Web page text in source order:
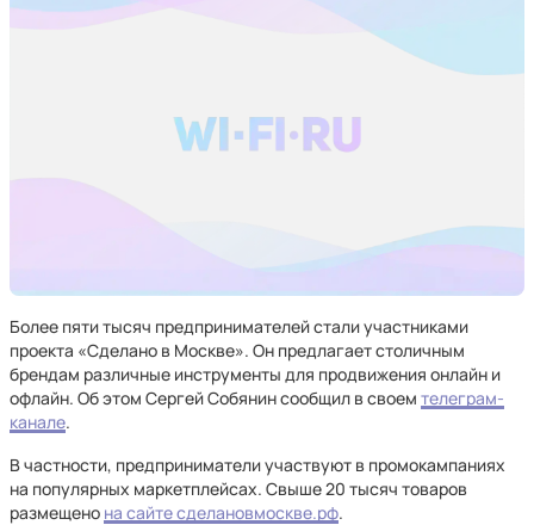
Более пяти тысяч предпринимателей стали участниками
проекта «Сделано в Москве». Он предлагает столичным
брендам различные инструменты для продвижения онлайн и
офлайн. Об этом Сергей Собянин сообщил в своем телеграм-
канале.
В частности, предприниматели участвуют в промокампаниях
на популярных маркетплейсах. Свыше 20 тысяч товаров
размещено на сайте сделановмоскве.рф.